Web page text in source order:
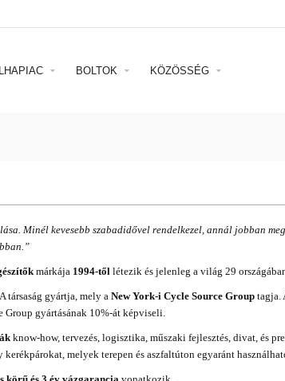
BOLTOK KÖZÖSSÉG
Minél kevesebb szabadidővel rendelkezel, annál jobban
márkája 1994-től létezik és jelenleg a világ 29
társaság gyártja, mely a New York-i Cycle Source Group tagja.
Group gyártásának 10%-át képviseli.
know-how, tervezés, logisztika, műszaki fejlesztés, divat, és
kerékpárokat, melyek terepen és aszfaltúton egyaránt